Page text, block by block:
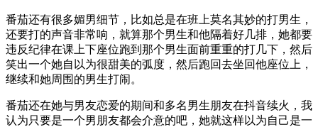
番茄还有很多媚男细节，比如总是在班上莫名其妙的打男生，
还要打的声音非常响，就算那个男生和他隔着好几排，她都要
违反纪律在课上下座位跑到那个男生面前重重的打几下，然后
笑出一个她自以为很甜美的弧度，然后跑回去坐回他座位上，
继续和她周围的男生打闹。
番茄还在她与男友恋爱的期间和多名男生朋友在抖音续火，我
认为只要是一个男朋友都会介意的吧，她就这样以为自己是一